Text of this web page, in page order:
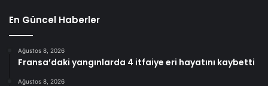
En Güncel Haberler
Ağustos 8, 2026
Fransa’daki yangınlarda 4 itfaiye eri hayatını kaybetti
Ağustos 8, 2026